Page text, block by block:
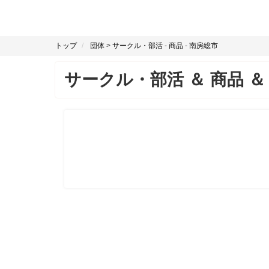
トップ 団体 > サークル・部活 - 商品 - 南房総市
サークル・部活＆ 商品